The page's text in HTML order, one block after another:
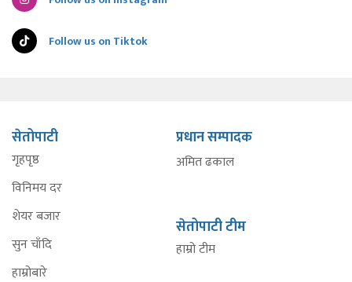
Follow us on Tiktok
सेतोपाटी
गृहपृष्ठ
विनिमय दर
शेयर बजार
सुन चाँदि
हाम्रोबारे
प्रधान सम्पादक
अमित ढकाल
सेतोपाटी टीम
हाम्रो टीम